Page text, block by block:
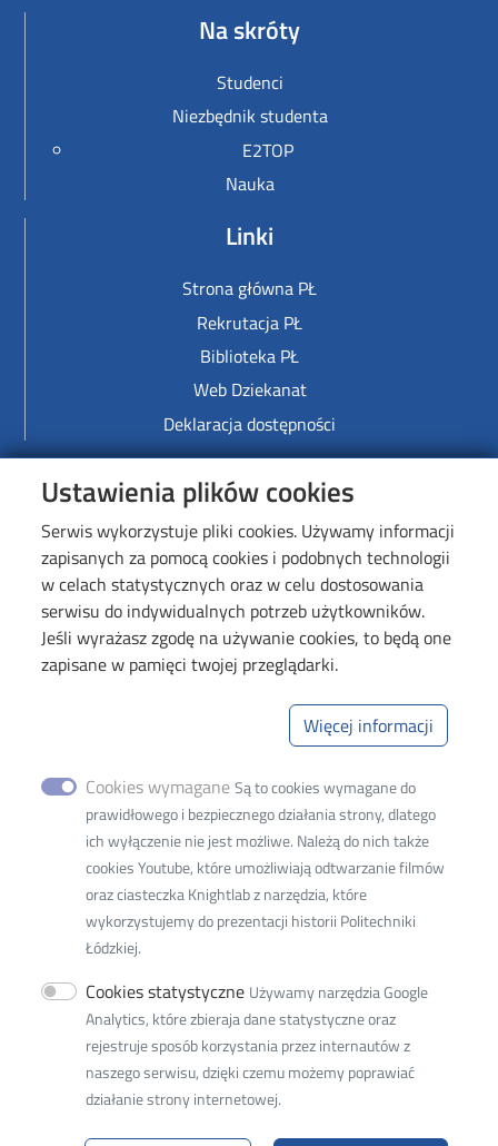
Ustawienia plików cookies
Serwis wykorzystuje pliki cookies. Używamy informacji
zapisanych za pomocą cookies i podobnych technologii
w celach statystycznych oraz w celu dostosowania
serwisu do indywidualnych potrzeb użytkowników.
Jeśli wyrażasz zgodę na używanie cookies, to będą one
zapisane w pamięci twojej przeglądarki.
Więcej informacji
Cookies wymagane Są to cookies wymagane do
prawidłowego i bezpiecznego działania strony, dlatego
ich wyłączenie nie jest możliwe. Należą do nich także
cookies Youtube, które umożliwiają odtwarzanie filmów
oraz ciasteczka Knightlab z narzędzia, które
wykorzystujemy do prezentacji historii Politechniki
Łódzkiej.
Cookies statystyczne Używamy narzędzia Google
Analytics, które zbieraja dane statystyczne oraz
rejestruje sposób korzystania przez internautów z
naszego serwisu, dzięki czemu możemy poprawiać
działanie strony internetowej.
Image
Politechnika Łódzka
Wydział Organizacji i Zarządzania
93-005 Łódź, ul. Wólczańska 221
Adres do korespondencji:
90-924 Łódź
ul. Żeromskiego 116
Adres do doręczeń elektronicznych (ADE):AE:PL-
77859-99877-ERVVB-29
tel. 42 631 37 68
e-mail:w8w8d@adm.p.lodz.pl
adres ePUAP: /PolitLodz/W9
NIP: 727 002 18 95
Na skróty
Studenci
Niezbędnik studenta
E2TOP
Nauka
Linki
Strona główna PŁ
Rekrutacja PŁ
Biblioteka PŁ
Web Dziekanat
Deklaracja dostępności